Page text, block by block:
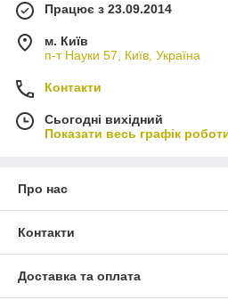
Працює з 23.09.2014
м. Київ
п-т Науки 57, Київ, Україна
Контакти
Сьогодні вихідний
Показати весь графік
Про нас
Контакти
Доставка та оплата